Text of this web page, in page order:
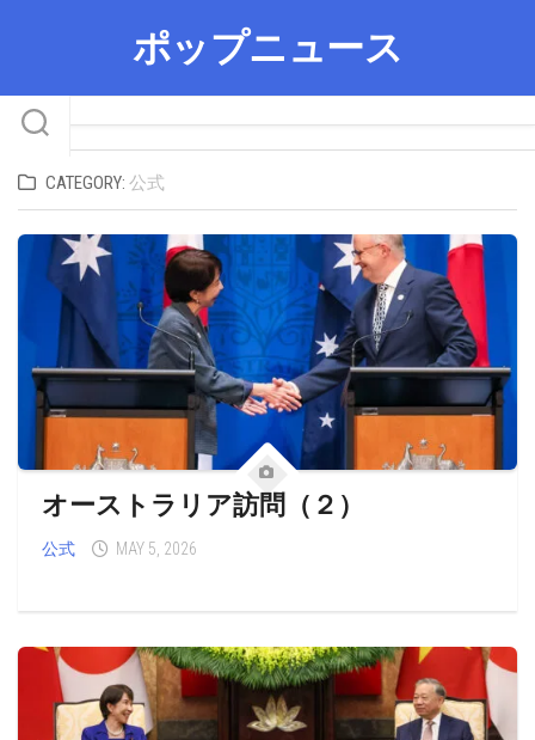
ポップニュース
CATEGORY: 公式
オーストラリア訪問（２）
公式 MAY 5, 2026